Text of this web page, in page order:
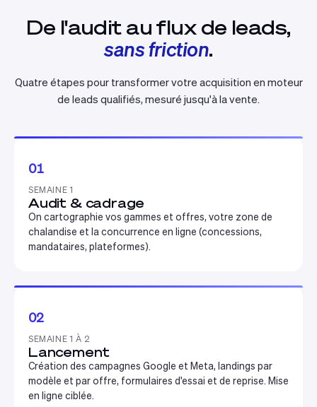
De l'audit au flux de leads,
sans friction.
Quatre étapes pour transformer votre acquisition en moteur
de leads qualifiés, mesuré jusqu'à la vente.
01
SEMAINE 1
Audit & cadrage
On cartographie vos gammes et offres, votre zone de
chalandise et la concurrence en ligne (concessions,
mandataires, plateformes).
02
SEMAINE 1 À 2
Lancement
Création des campagnes Google et Meta, landings par
modèle et par offre, formulaires d'essai et de reprise. Mise
en ligne ciblée.